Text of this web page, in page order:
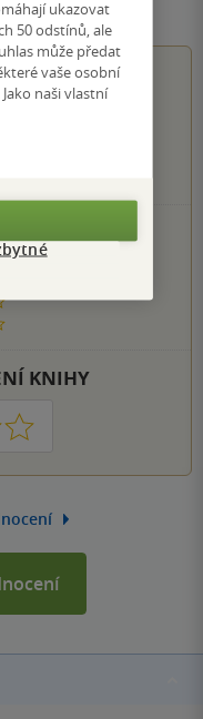
5
KNIHY
ukazovat
50 odstínů, ale
může předat
vaše osobní
naši vlastní